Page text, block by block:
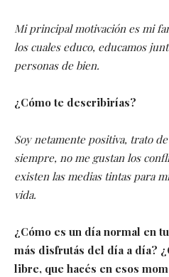
Mi principal motivación es mi
los cuales educo, educamos
personas de bien.
¿Cómo te describirías?
Soy netamente positiva, trato
siempre, no me gustan los
existen las medias tintas para
vida.
¿Cómo es un día normal en
más disfrutás del día a día?
libre, que hacés en esos